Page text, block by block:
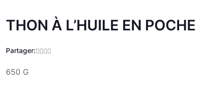
THON À L’HUILE EN POCHE
Partager:
650 G